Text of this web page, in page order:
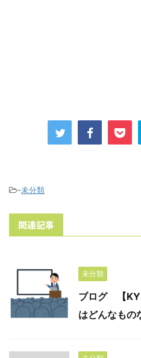
-未分類
関連記事
未分類
ブログ 【
はどんなもの